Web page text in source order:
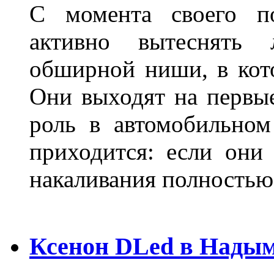
С момента своего
активно
обширной ниши, в
Они выходят на
роль в
приходится: если
накаливания
Ксенон DLed в